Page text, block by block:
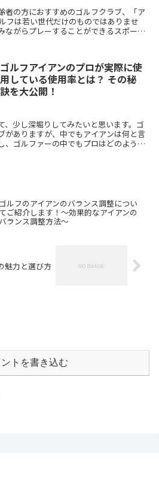
者の方におすすめのゴルフクラブ、「ア
フは若い世代だけのものではありませ
ながらプレーすることができるスポーツ
ゴルフアイアンのプロが実際に使
用している使用率とは？ その秘
訣を大公開！
、少し深堀りしてみたいと思います。ゴ
がありますが、中でもアイアンは何と言
、ゴルファーの中でもプロはどのような
ゴルフのアイアンのバランス調整につい
てご紹介します！〜効果的なアイアンの
バランス調整方法〜
魅力と選び方
ントを書き込む